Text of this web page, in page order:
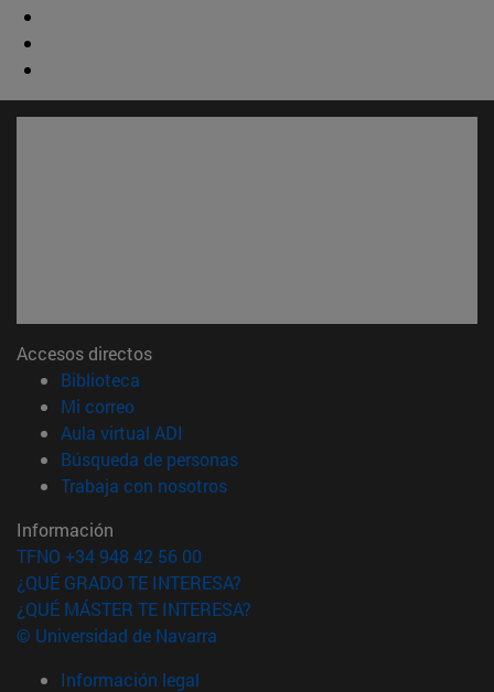
Accesos directos
Biblioteca
Mi correo(abre en nueva ventana)
Aula virtual ADI
Búsqueda de personas(abre en nueva ventana)
Trabaja con nosotros(abre en nueva ventana)
Información
TFNO +34 948 42 56 00
¿QUÉ GRADO TE INTERESA?
¿QUÉ MÁSTER TE INTERESA?
© Universidad de Navarra
Información legal